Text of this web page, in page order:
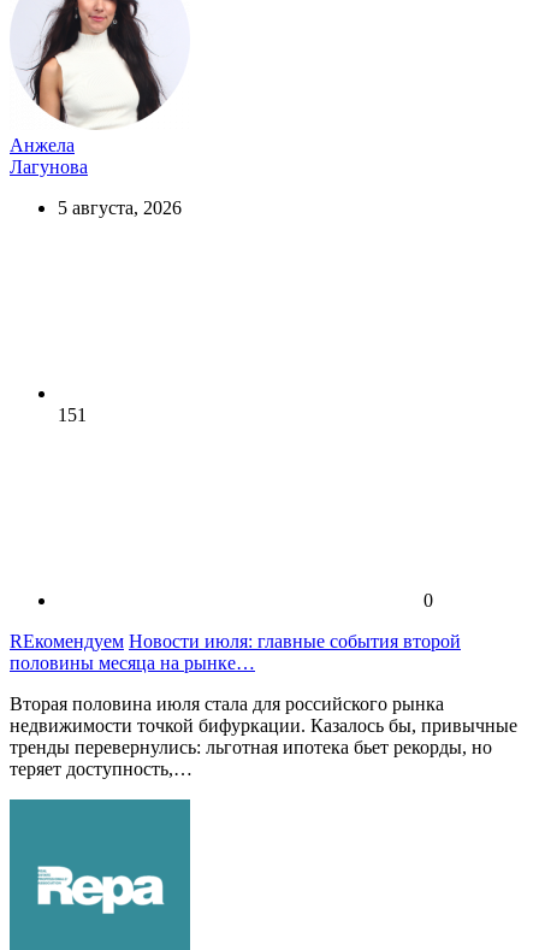
Анжела
Лагунова
5 августа, 2026
151
0
REкомендуем Новости июля: главные события второй
половины месяца на рынке…
Вторая половина июля стала для российского рынка
недвижимости точкой бифуркации. Казалось бы, привычные
тренды перевернулись: льготная ипотека бьет рекорды, но
теряет доступность,…